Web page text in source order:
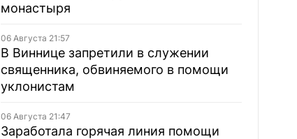
монастыря
06 Августа 21:57
В Виннице запретили в служении
священника, обвиняемого в помощи
уклонистам
06 Августа 21:47
Заработала горячая линия помощи